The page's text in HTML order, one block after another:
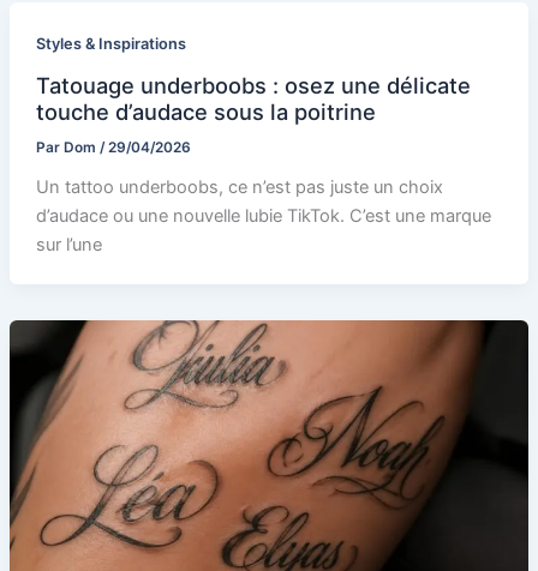
Styles & Inspirations
Tatouage underboobs : osez une délicate
touche d’audace sous la poitrine
Par Dom /29/04/2026
Un tattoo underboobs, ce n’est pas juste un choix
d’audace ou une nouvelle lubie TikTok. C’est une marque
sur l’une